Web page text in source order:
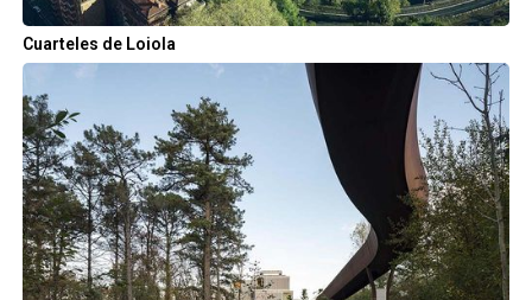
Cuarteles de Loiola